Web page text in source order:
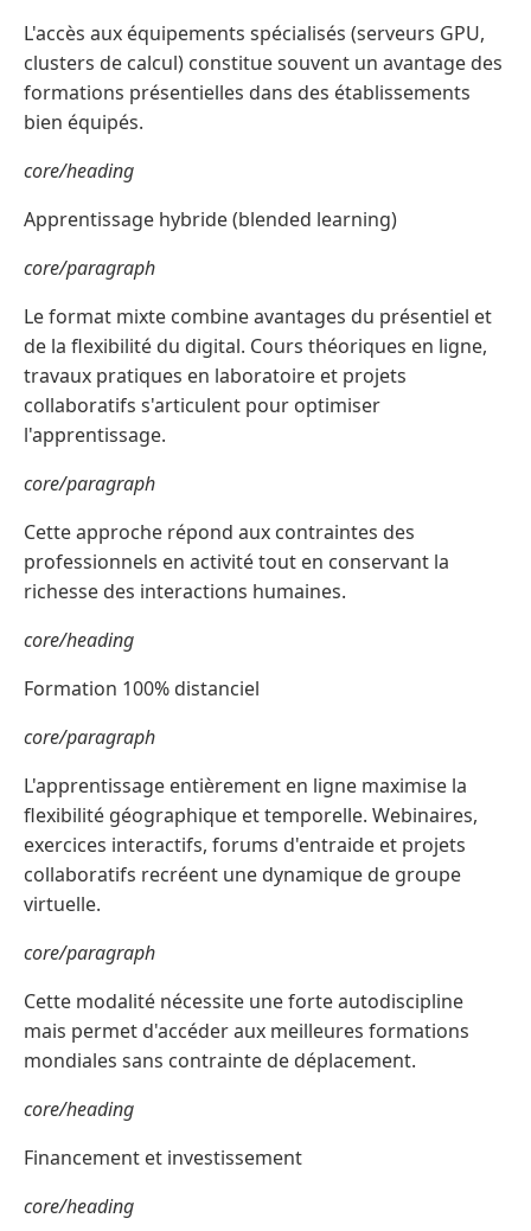
L'accès aux équipements spécialisés (serveurs GPU,
clusters de calcul) constitue souvent un avantage des
formations présentielles dans des établissements
bien équipés.
core/heading
Apprentissage hybride (blended learning)
core/paragraph
Le format mixte combine avantages du présentiel et
de la flexibilité du digital. Cours théoriques en ligne,
travaux pratiques en laboratoire et projets
collaboratifs s'articulent pour optimiser
l'apprentissage.
core/paragraph
Cette approche répond aux contraintes des
professionnels en activité tout en conservant la
richesse des interactions humaines.
core/heading
Formation 100% distanciel
core/paragraph
L'apprentissage entièrement en ligne maximise la
flexibilité géographique et temporelle. Webinaires,
exercices interactifs, forums d'entraide et projets
collaboratifs recréent une dynamique de groupe
virtuelle.
core/paragraph
Cette modalité nécessite une forte autodiscipline
mais permet d'accéder aux meilleures formations
mondiales sans contrainte de déplacement.
core/heading
Financement et investissement
core/heading